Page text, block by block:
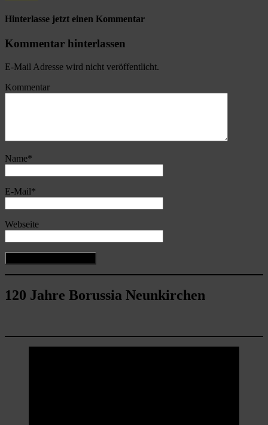
Hinterlasse jetzt einen Kommentar
Kommentar hinterlassen
E-Mail Adresse wird nicht veröffentlicht.
Kommentar
Name*
E-Mail*
Webseite
120 Jahre Borussia Neunkirchen